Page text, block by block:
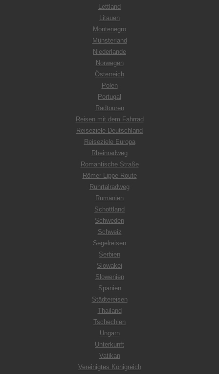
Lettland
Litauen
Montenegro
Münsterland
Niederlande
Norwegen
Österreich
Polen
Portugal
Radtouren
Reisen mit dem Fahrrad
Reiseziele Deutschland
Reiseziele Europa
Rheinradweg
Romantische Straße
Römer-Lippe-Route
Ruhrtalradweg
Rumänien
Schottland
Schweden
Schweiz
Segelreisen
Serbien
Slowakei
Slowenien
Spanien
Städtereisen
Thailand
Tschechien
Ungarn
Unterkunft
Vatikan
Vereinigtes Königreich